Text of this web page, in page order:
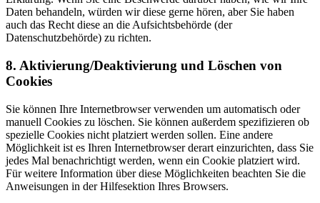
Daten behandeln, würden wir diese gerne hören, aber Sie haben
auch das Recht diese an die Aufsichtsbehörde (der
Datenschutzbehörde) zu richten.
8. Aktivierung/Deaktivierung und Löschen von
Cookies
Sie können Ihre Internetbrowser verwenden um automatisch oder
manuell Cookies zu löschen. Sie können außerdem spezifizieren ob
spezielle Cookies nicht platziert werden sollen. Eine andere
Möglichkeit ist es Ihren Internetbrowser derart einzurichten, dass Sie
jedes Mal benachrichtigt werden, wenn ein Cookie platziert wird.
Für weitere Information über diese Möglichkeiten beachten Sie die
Anweisungen in der Hilfesektion Ihres Browsers.